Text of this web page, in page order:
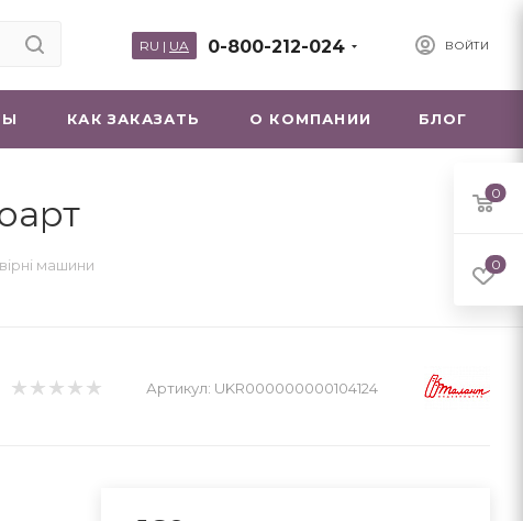
ВОЙТИ
0-800-212-024
RU | UA
КАК ЗАКАЗАТЬ О КОМПАНИИ БЛОГ
машини
Артикул: UKR000000000104124
0
0